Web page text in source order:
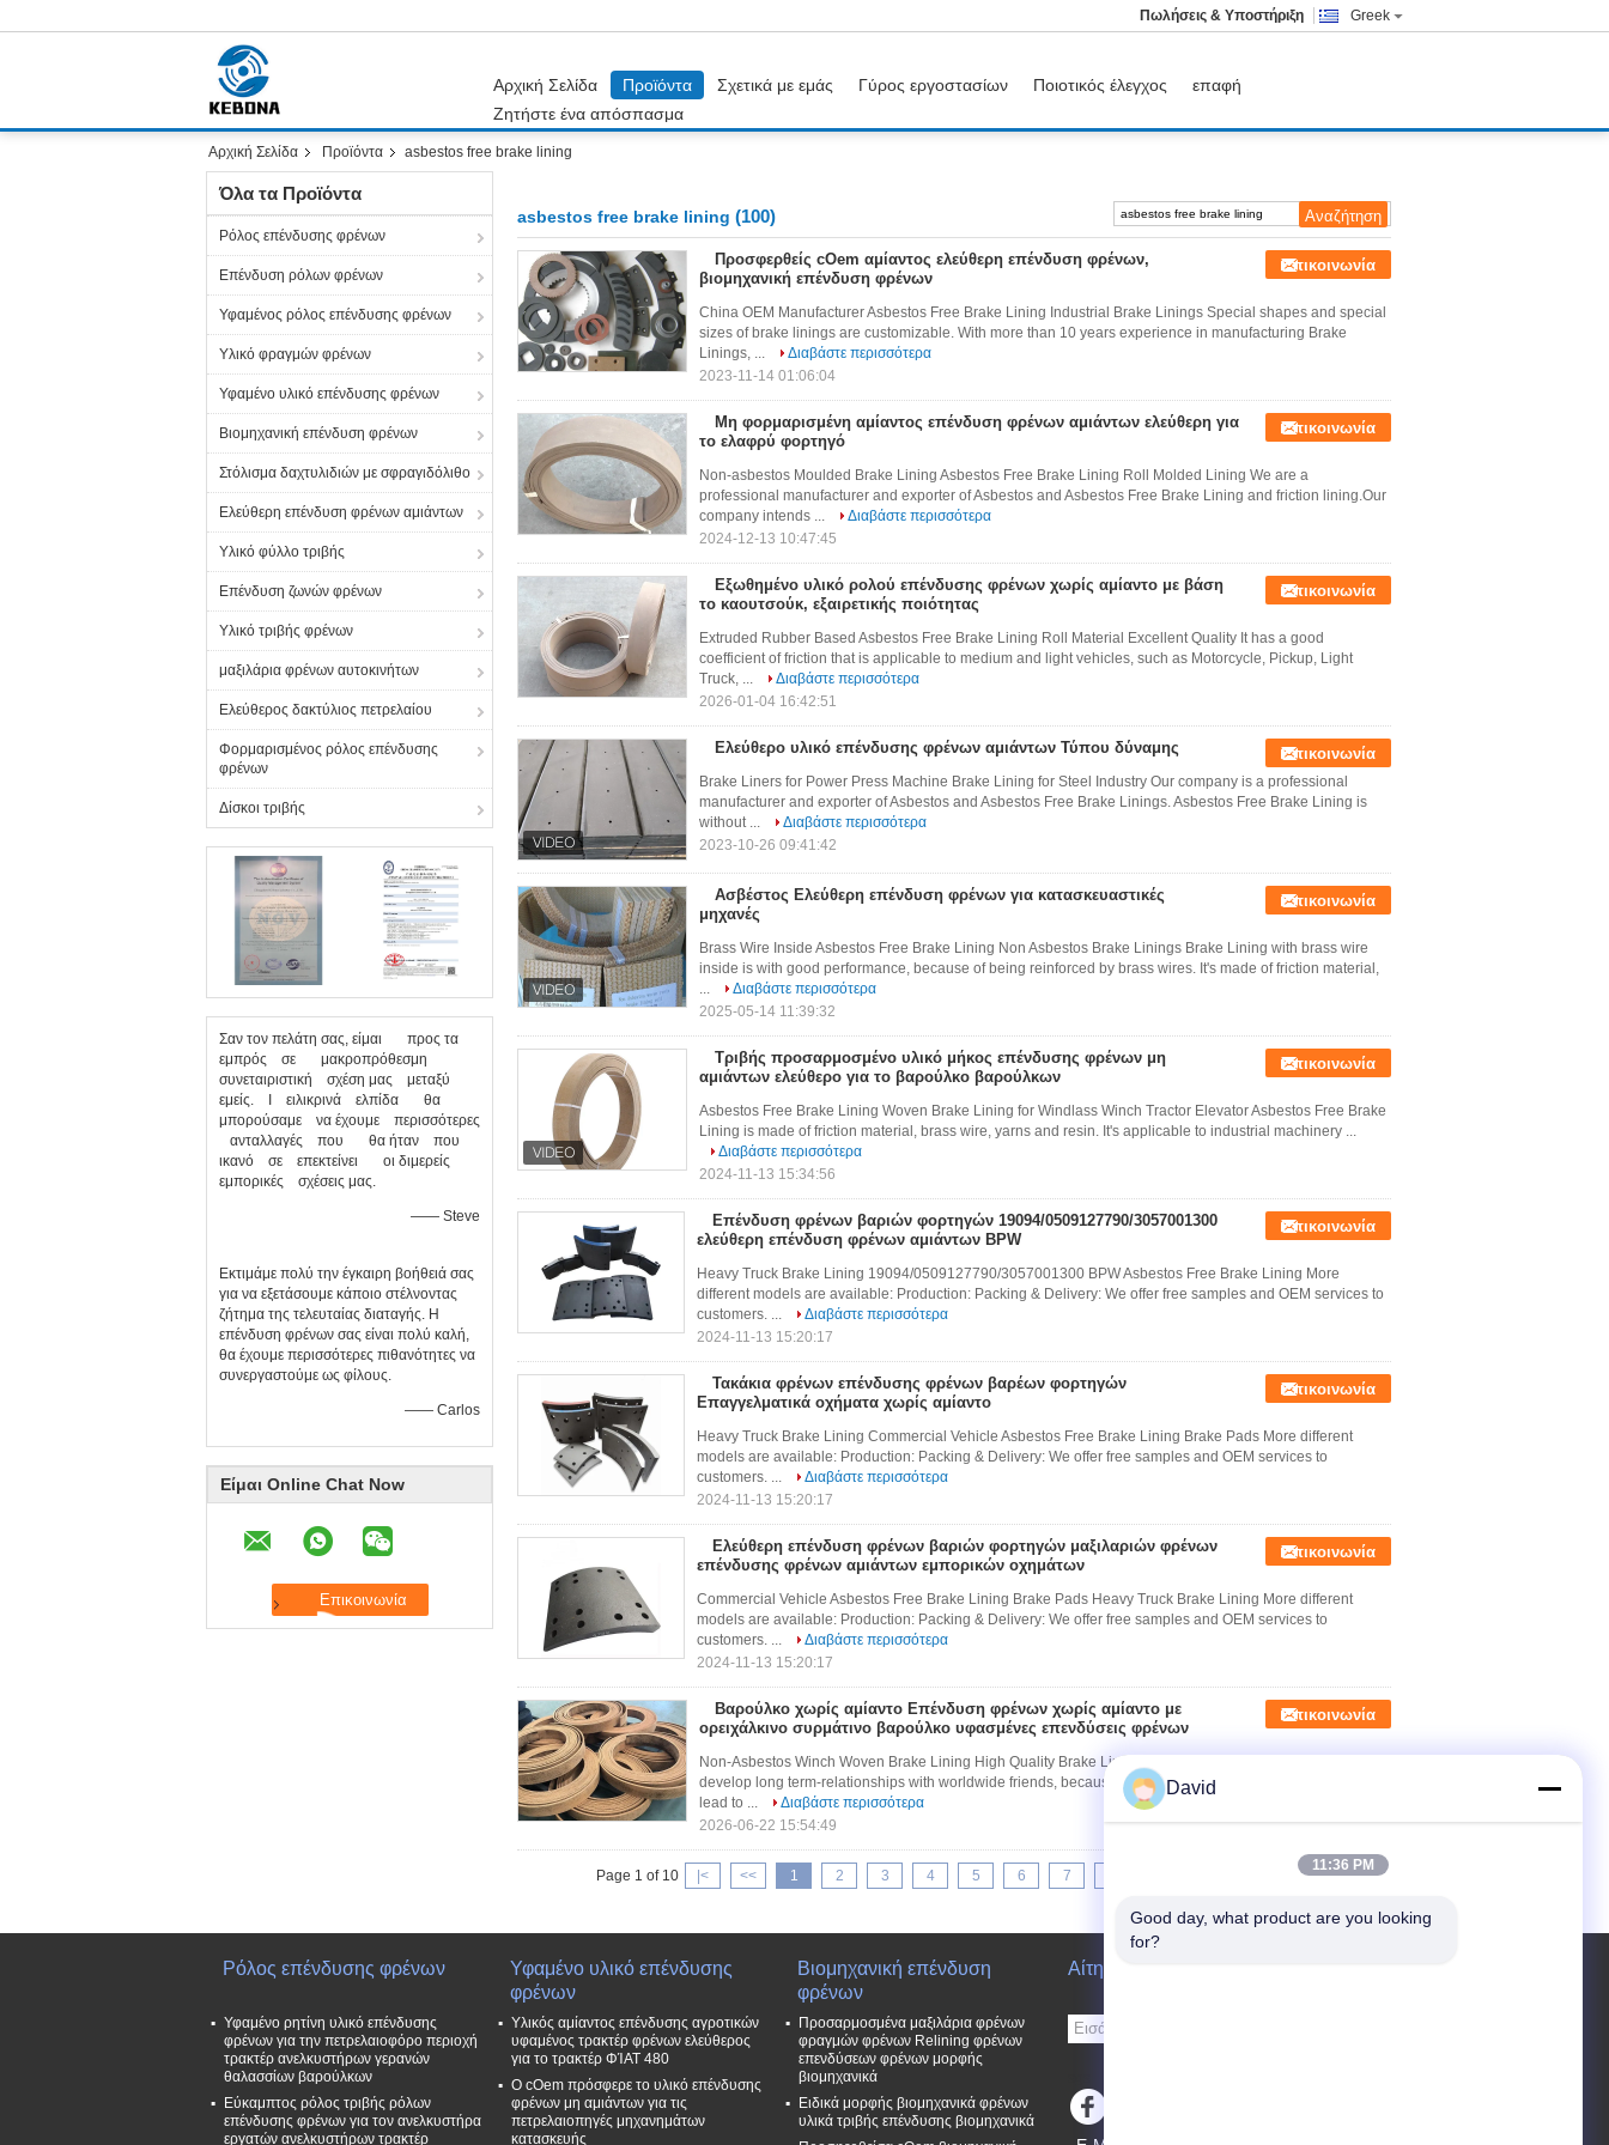
Greek
Πωλήσεις & Υποστήριξη
Αρχική Σελίδα Προϊόντα Σχετικά με εμάς Γύρος εργοστασίων Ποιοτικός έλεγχος
επαφή
Ζητήστε ένα απόσπασμα
Αρχική Σελίδα Προϊόντα asbestos free brake lining
Όλα τα Προϊόντα
Ρόλος επένδυσης φρένων
Επένδυση ρόλων φρένων
Υφαμένος ρόλος επένδυσης φρένων
Υλικό φραγμών φρένων
Υφαμένο υλικό επένδυσης φρένων
Βιομηχανική επένδυση φρένων
Στόλισμα δαχτυλιδιών με σφραγιδόλιθο
Ελεύθερη επένδυση φρένων αμιάντων
Υλικό φύλλο τριβής
Επένδυση ζωνών φρένων
Υλικό τριβής φρένων
μαξιλάρια φρένων αυτοκινήτων
Ελεύθερος δακτύλιος πετρελαίου
Φορμαρισμένος ρόλος επένδυσης
φρένων
Δίσκοι τριβής
Σαν τον πελάτη σας, είμαι προς τα
εμπρός σε μακροπρόθεσμη
συνεταιριστική σχέση μας μεταξύ
εμείς. Ι ειλικρινά ελπίδα θα
μπορούσαμε να έχουμε περισσότερες
ανταλλαγές που θα ήταν που
ικανό σε επεκτείνει οι διμερείς
εμπορικές σχέσεις μας.
—— Steve
Εκτιμάμε πολύ την έγκαιρη βοήθειά σας
για να εξετάσουμε κάποιο στέλνοντας
ζήτημα της τελευταίας διαταγής. Η
επένδυση φρένων σας είναι πολύ καλή,
θα έχουμε περισσότερες πιθανότητες να
συνεργαστούμε ως φίλους.
—— Carlos
Είμαι Online Chat Now
asbestos free brake lining (100)
Προσφερθείς cOem αμίαντος ελεύθερη επένδυση φρένων,
βιομηχανική επένδυση φρένων
Επικοινωνία
China OEM Manufacturer Asbestos Free Brake Lining Industrial Brake Linings Special shapes and special
sizes of brake linings are customizable. With more than 10 years experience in manufacturing Brake
Linings, ...
Διαβάστε περισσότερα
2023-11-14 01:06:04
Μη φορμαρισμένη αμίαντος επένδυση φρένων αμιάντων ελεύθερη για
το ελαφρύ φορτηγό
Επικοινωνία
Non-asbestos Moulded Brake Lining Asbestos Free Brake Lining Roll Molded Lining We are a
professional manufacturer and exporter of Asbestos and Asbestos Free Brake Lining and friction lining.Our
company intends ...
Διαβάστε περισσότερα
2024-12-13 10:47:45
Εξωθημένο υλικό ρολού επένδυσης φρένων χωρίς αμίαντο με βάση
το καουτσούκ, εξαιρετικής ποιότητας
Επικοινωνία
Extruded Rubber Based Asbestos Free Brake Lining Roll Material Excellent Quality It has a good
coefficient of friction that is applicable to medium and light vehicles, such as Motorcycle, Pickup, Light
Truck, ...
Διαβάστε περισσότερα
2026-01-04 16:42:51
Ελεύθερο υλικό επένδυσης φρένων αμιάντων Τύπου δύναμης Επικοινωνία
Brake Liners for Power Press Machine Brake Lining for Steel Industry Our company is a professional
manufacturer and exporter of Asbestos and Asbestos Free Brake Linings. Asbestos Free Brake Lining is
without ...
Διαβάστε περισσότερα
2023-10-26 09:41:42
Ασβέστος Ελεύθερη επένδυση φρένων για κατασκευαστικές
μηχανές
Επικοινωνία
Brass Wire Inside Asbestos Free Brake Lining Non Asbestos Brake Linings Brake Lining with brass wire
inside is with good performance, because of being reinforced by brass wires. It's made of friction material,
...
Διαβάστε περισσότερα
2025-05-14 11:39:32
Τριβής προσαρμοσμένο υλικό μήκος επένδυσης φρένων μη
αμιάντων ελεύθερο για το βαρούλκο βαρούλκων
Επικοινωνία
Asbestos Free Brake Lining Woven Brake Lining for Windlass Winch Tractor Elevator Asbestos Free Brake
Lining is made of friction material, brass wire, yarns and resin. It's applicable to industrial machinery ...
Διαβάστε περισσότερα
2024-11-13 15:34:56
Επένδυση φρένων βαριών φορτηγών 19094/0509127790/3057001300
ελεύθερη επένδυση φρένων αμιάντων BPW
Επικοινωνία
Heavy Truck Brake Lining 19094/0509127790/3057001300 BPW Asbestos Free Brake Lining More
different models are available: Production: Packing & Delivery: We offer free samples and OEM services to
customers. ...
Διαβάστε περισσότερα
2024-11-13 15:20:17
Τακάκια φρένων επένδυσης φρένων βαρέων φορτηγών
Επαγγελματικά οχήματα χωρίς αμίαντο
Επικοινωνία
Heavy Truck Brake Lining Commercial Vehicle Asbestos Free Brake Lining Brake Pads More different
models are available: Production: Packing & Delivery: We offer free samples and OEM services to
customers. ...
Διαβάστε περισσότερα
2024-11-13 15:20:17
Ελεύθερη επένδυση φρένων βαριών φορτηγών μαξιλαριών φρένων
επένδυσης φρένων αμιάντων εμπορικών οχημάτων
Επικοινωνία
Commercial Vehicle Asbestos Free Brake Lining Brake Pads Heavy Truck Brake Lining More different
models are available: Production: Packing & Delivery: We offer free samples and OEM services to
customers. ...
Διαβάστε περισσότερα
2024-11-13 15:20:17
Βαρούλκο χωρίς αμίαντο Επένδυση φρένων χωρίς αμίαντο με
ορειχάλκινο συρμάτινο βαρούλκο υφασμένες επενδύσεις φρένων
Επικοινωνία
Non-Asbestos Winch Woven Brake Lining High Quality Brake Linings with Brass Wire We intend to
develop long term-relationships with worldwide friends, because reliable and workable relationship can
lead to ...
Διαβάστε περισσότερα
2026-06-22 15:54:49
Page 1 of 10 |< << 1 2 3 4 5 6 7 >|
Ρόλος επένδυσης φρένων
Υφαμένο ρητίνη υλικό επένδυσης
φρένων για την πετρελαιοφόρο περιοχή
τρακτέρ ανελκυστήρων γερανών
θαλασσίων βαρούλκων
Εύκαμπτος ρόλος τριβής ρόλων
επένδυσης φρένων για τον ανελκυστήρα
εργατών ανελκυστήρων τρακτέρ
Υφαμένο υλικό επένδυσης
φρένων
Υλικός αμίαντος επένδυσης αγροτικών
υφαμένος τρακτέρ φρένων ελεύθερος
για το τρακτέρ ΦΊΑΤ 480
Ο cOem πρόσφερε το υλικό επένδυσης
φρένων μη αμιάντων για τις
πετρελαιοπηγές μηχανημάτων
κατασκευής
Βιομηχανική επένδυση
φρένων
Προσαρμοσμένα μαξιλάρια φρένων
φραγμών φρένων Relining φρένων
επενδύσεων φρένων μορφής
βιομηχανικά
Ειδικά μορφής βιομηχανικά φρένων
υλικά τριβής επένδυσης βιομηχανικά
Αίτηση κράτησης
David
11:36 PM
Good day, what product are you looking
for?